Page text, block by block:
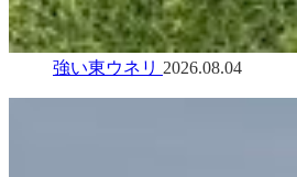
強い東ウネリ 2026.08.04